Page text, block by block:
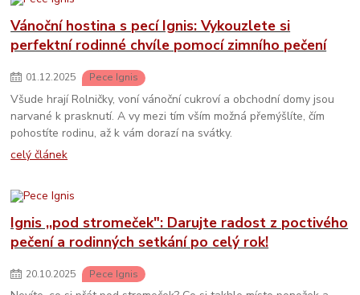
Vánoční hostina s pecí Ignis: Vykouzlete si
perfektní rodinné chvíle pomocí zimního pečení
01.12.2025 Pece Ignis
Všude hrají Rolničky, voní vánoční cukroví a obchodní domy jsou
narvané k prasknutí. A vy mezi tím vším možná přemýšlíte, čím
pohostíte rodinu, až k vám dorazí na svátky.
celý článek
Ignis ,,pod stromeček": Darujte radost z poctivého
pečení a rodinných setkání po celý rok!
20.10.2025 Pece Ignis